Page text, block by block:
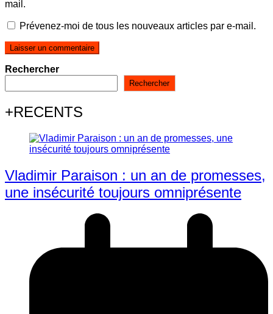
mail.
Prévenez-moi de tous les nouveaux articles par e-mail.
Rechercher
Rechercher
+RECENTS
Vladimir Paraison : un an de promesses,
une insécurité toujours omniprésente